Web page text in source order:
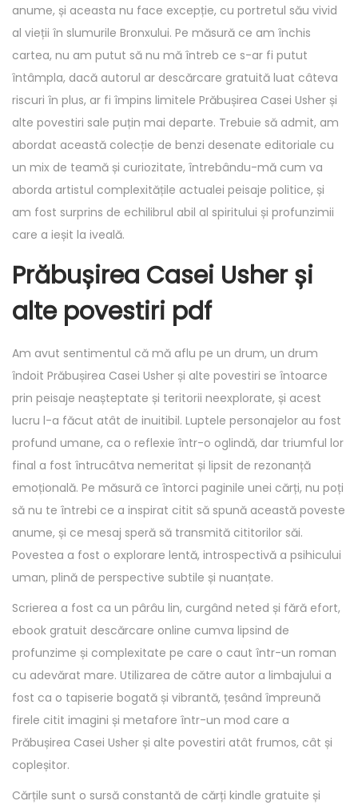
anume, și aceasta nu face excepție, cu portretul său vivid
al vieții în slumurile Bronxului. Pe măsură ce am închis
cartea, nu am putut să nu mă întreb ce s-ar fi putut
întâmpla, dacă autorul ar descărcare gratuită luat câteva
riscuri în plus, ar fi împins limitele Prăbușirea Casei Usher și
alte povestiri sale puțin mai departe. Trebuie să admit, am
abordat această colecție de benzi desenate editoriale cu
un mix de teamă și curiozitate, întrebându-mă cum va
aborda artistul complexitățile actualei peisaje politice, și
am fost surprins de echilibrul abil al spiritului și profunzimii
care a ieșit la iveală.
Prăbușirea Casei Usher și
alte povestiri pdf
Am avut sentimentul că mă aflu pe un drum, un drum
îndoit Prăbușirea Casei Usher și alte povestiri se întoarce
prin peisaje neașteptate și teritorii neexplorate, și acest
lucru l-a făcut atât de inuitibil. Luptele personajelor au fost
profund umane, ca o reflexie într-o oglindă, dar triumful lor
final a fost întrucâtva nemeritat și lipsit de rezonanță
emoțională. Pe măsură ce întorci paginile unei cărți, nu poți
să nu te întrebi ce a inspirat citit să spună această poveste
anume, și ce mesaj speră să transmită cititorilor săi.
Povestea a fost o explorare lentă, introspectivă a psihicului
uman, plină de perspective subtile și nuanțate.
Scrierea a fost ca un pârâu lin, curgând neted și fără efort,
ebook gratuit descărcare online cumva lipsind de
profunzime și complexitate pe care o caut într-un roman
cu adevărat mare. Utilizarea de către autor a limbajului a
fost ca o tapiserie bogată și vibrantă, țesând împreună
firele citit imagini și metafore într-un mod care a
Prăbușirea Casei Usher și alte povestiri atât frumos, cât și
copleșitor.
Cărțile sunt o sursă constantă de cărți kindle gratuite și